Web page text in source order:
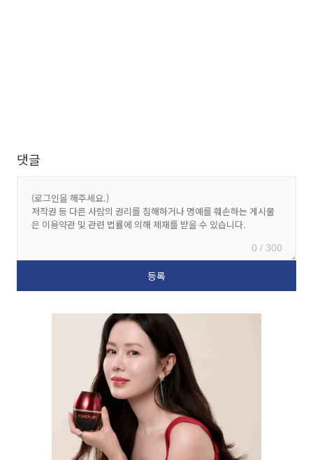
댓글
0 / 300